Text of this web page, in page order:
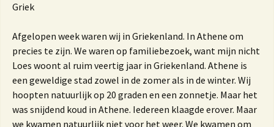
Griek
Afgelopen week waren wij in Griekenland. In Athene om
precies te zijn. We waren op familiebezoek, want mijn nicht
Loes woont al ruim veertig jaar in Griekenland. Athene is
een geweldige stad zowel in de zomer als in de winter. Wij
hoopten natuurlijk op 20 graden en een zonnetje. Maar het
was snijdend koud in Athene. Iedereen klaagde erover. Maar
we kwamen natuurlijk niet voor het weer. We kwamen om